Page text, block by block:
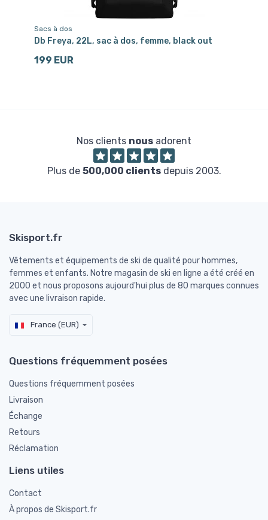
Sacs à dos
Db Freya, 22L, sac à dos, femme, black out
199 EUR
Nos clients nous adorent
Plus de 500,000 clientsdepuis 2003.
Skisport.fr
Vêtements et équipements de ski de qualité pour hommes,
femmes et enfants. Notre magasin de ski en ligne a été créé en
2000 et nous proposons aujourd'hui plus de 80 marques connues
avec une livraison rapide.
France (EUR)
Questions fréquemment posées
Questions fréquemment posées
Livraison
Échange
Retours
Réclamation
Liens utiles
Contact
À propos de Skisport.fr